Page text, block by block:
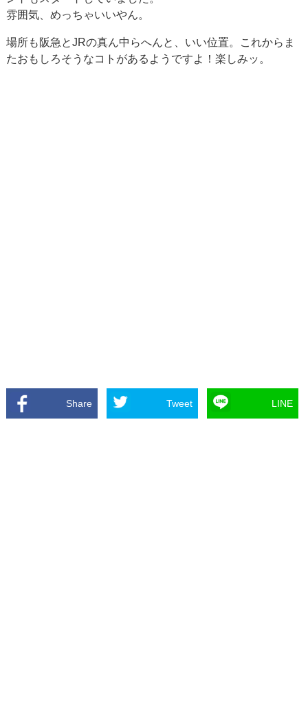
雰囲気、めっちゃいいやん。
場所も阪急とJRの真ん中らへんと、いい位置。これからま
たおもしろそうなコトがあるようですよ！楽しみッ。
Share Tweet LINE